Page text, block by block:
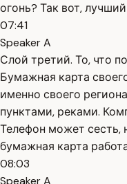
огонь? Так вот,
07:41
Speaker A
Слой третий. То, что
Бумажная карта
именно своего
пунктами, реками.
Телефон может сесть,
бумажная карта
08:03
Speaker A